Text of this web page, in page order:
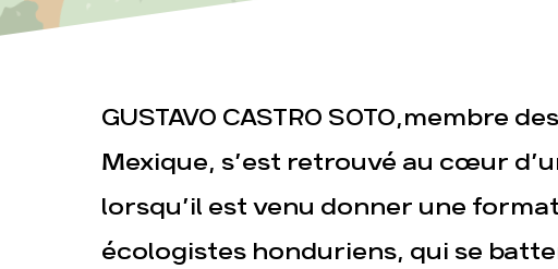
Espace presse Publications
GUSTAVO CASTRO SOTO,membre
Mexique, s’est retrouvé au cœur
lorsqu’il est venu donner une
écologistes honduriens, qui se